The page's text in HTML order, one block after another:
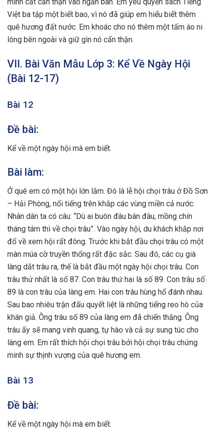
Việt ba tập một biết bao, vì nó đã giúp em hiểu biết thêm
quê hương đất nước. Em khoác cho nó thêm một tấm áo ni
lông bên ngoài và giữ gìn nó cẩn thận.
VII. Bài Văn Mẫu Lớp 3: Kể Về Ngày Hội
(Bài 12-17)
Bài 12
Đề bài:
Kể về một ngày hội mà em biết.
Bài làm:
Ở quê em có một hội lớn lắm. Đó là lễ hội chọi trâu ở Đồ Sơn
– Hải Phòng, nổi tiếng trên khắp các vùng miền cả nước.
Nhân dân ta có câu: “Dù ai buôn đâu bán đâu, mồng chín
tháng tám thì về chọi trâu”. Vào ngày hội, du khách khắp nơi
đổ về xem hội rất đông. Trước khi bắt đầu chọi trâu có một
màn múa cờ truyền thống rất đặc sắc. Sau đó, các cụ già
làng dắt trâu ra, thế là bắt đầu một ngày hội chọi trâu. Con
trâu thứ nhất là số 87. Con trâu thứ hai là số 89. Con trâu số
89 là con trâu của làng em. Hai con trâu hùng hổ đánh nhau.
Sau bao nhiêu trận đấu quyết liệt là những tiếng reo hò của
khán giả. Ông trâu số 89 của làng em đã chiến thắng. Ông
trâu ấy sẽ mang vinh quang, tự hào và cả sự sung túc cho
làng em. Em rất thích hội chọi trâu bởi hội chọi trâu chứng
minh sự thịnh vượng của quê hương em.
Bài 13
Đề bài:
Kể về một ngày hội mà em biết.